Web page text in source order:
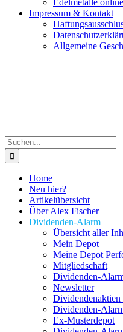
Edelmetalle
Impressum & Kontakt
Allgemeine
Suche
nach:
Home
Neu hier?
Artikelübersicht
Über Alex Fischer
Dividenden-Alarm
Übersicht aller
Mein Depot
Meine Depot
Mitgliedschaft
Dividenden-
Newsletter
Dividendenaktien
Dividenden-
Ex-Musterdepot